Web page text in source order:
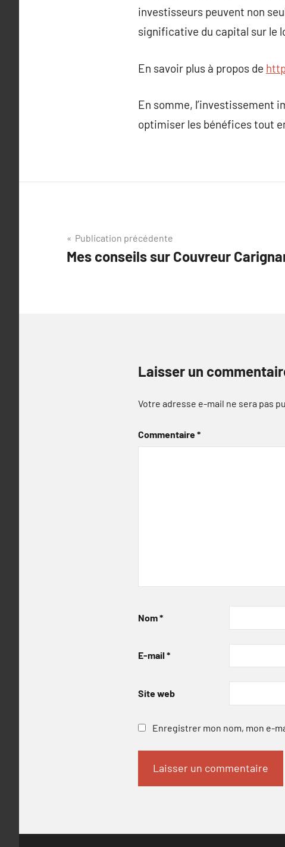
investisseurs peuvent non
significative du capital sur le
En savoir plus à propos de
En somme, l’investissement
optimiser les bénéfices tout
Navigation
de
Publication précédente
Mes conseils sur Couvreur
Laisser un
Votre adresse e-mail ne sera pas
Commentaire*
Nom*
E-mail *
Site web
Enregistrer mon nom, mon e-